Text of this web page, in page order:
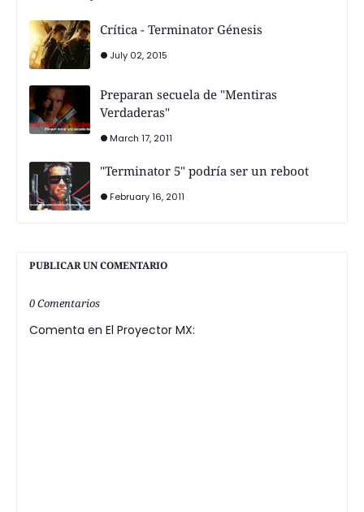
Crítica - Terminator Génesis
July 02, 2015
Preparan secuela de "Mentiras
Verdaderas"
March 17, 2011
"Terminator 5" podría ser un reboot
February 16, 2011
PUBLICAR UN COMENTARIO
0 Comentarios
Comenta en El Proyector MX: